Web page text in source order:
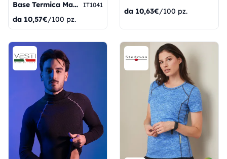
Base Termica Maglia Girocollo Manica Corta IT1041
da 10,57€/100 pz.
da 10,63€/100 pz.